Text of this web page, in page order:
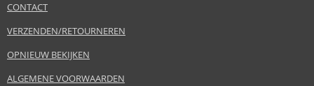
CONTACT
VERZENDEN/RETOURNEREN
OPNIEUW BEKIJKEN
ALGEMENE VOORWAARDEN